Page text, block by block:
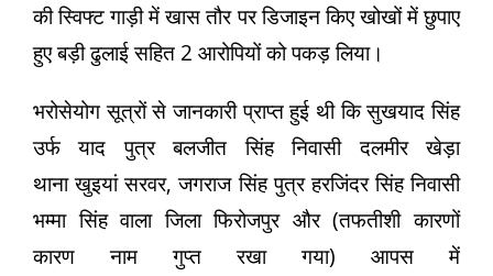
की स्विफ्ट गाड़ी में खास तौर पर डिजाइन किए खोखों में छुपाए
हुए बड़ी ढुलाई सहित 2 आरोपियों को पकड़ लिया।
भरोसेयोग सूत्रों से जानकारी प्राप्त हुई थी कि सुखयाद सिंह
उर्फ याद पुत्र बलजीत सिंह निवासी दलमीर खेड़ा
थाना खुइयां सरवर, जगराज सिंह पुत्र हरजिंदर सिंह निवासी
भम्मा सिंह वाला जिला फिरोजपुर और (तफतीशी कारणों
कारण नाम गुप्त रखा गया) आपस में